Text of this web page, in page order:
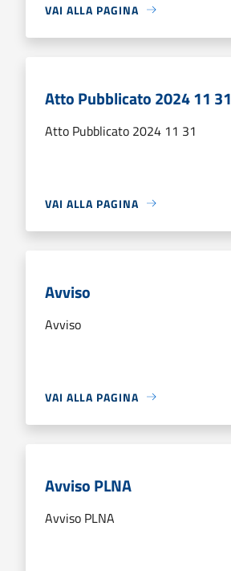
VAI ALLA PAGINA
Atto Pubblicato 2024 11 31
Atto Pubblicato 2024 11 31
VAI ALLA PAGINA
Avviso
Avviso
VAI ALLA PAGINA
Avviso PLNA
Avviso PLNA